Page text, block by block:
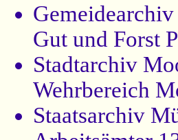
Gut und Forst
Stadtarchiv
Wehrbereich
Staatsarchiv